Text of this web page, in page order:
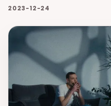
2023-12-24